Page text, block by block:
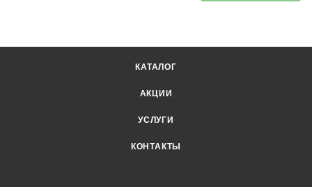
КАТАЛОГ
АКЦИИ
УСЛУГИ
КОНТАКТЫ